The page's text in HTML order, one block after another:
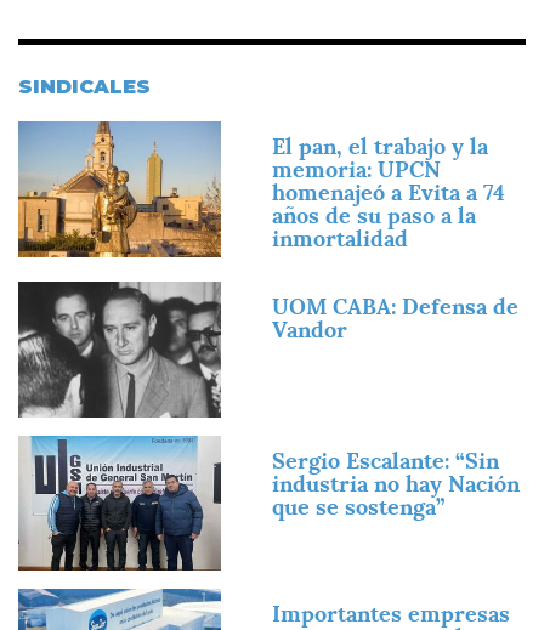
SINDICALES
El pan, el trabajo y la
memoria: UPCN
homenajeó a Evita a 74
años de su paso a la
inmortalidad
Imagen
UOM CABA: Defensa de
Vandor
Imagen
Sergio Escalante: “Sin
industria no hay Nación
que se sostenga”
Imagen
Importantes empresas